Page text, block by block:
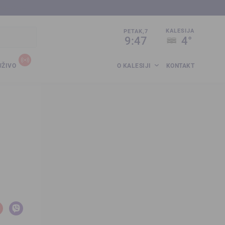
PETAK,7
9:47
KALESIJA
4°
O KALESIJI KONTAKT